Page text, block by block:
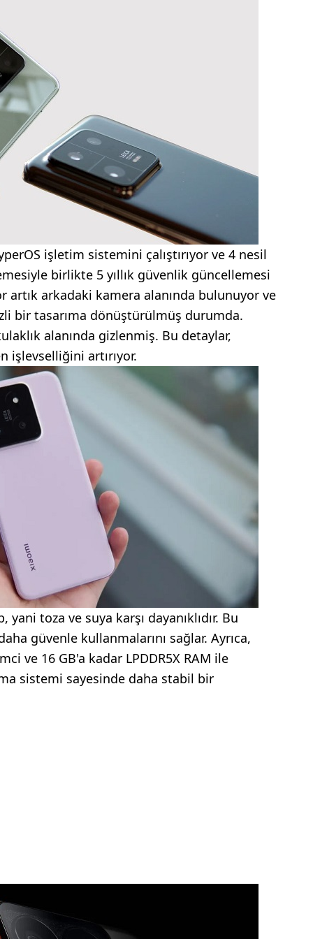
işletim sistemini çalıştırıyor ve 4 nesil
birlikte 5 yıllık güvenlik güncellemesi
artık arkadaki kamera alanında bulunuyor ve
bir tasarıma dönüştürülmüş durumda.
alanında gizlenmiş. Bu detaylar,
işlevselliğini artırıyor.
toza ve suya karşı dayanıklıdır. Bu
güvenle kullanmalarını sağlar. Ayrıca,
ve 16 GB'a kadar LPDDR5X RAM ile
sistemi sayesinde daha stabil bir